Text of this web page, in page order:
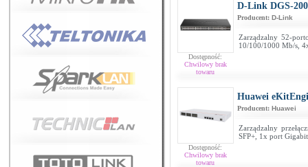
Dostępność:
Chwilowy brak
towaru
D-Link DGS-
Producent: D-Link
Zarządzalny 52-
10/100/1000 Mb/s,
Dostępność:
Chwilowy brak
towaru
Huawei
Producent: Huawei
Zarządzalny
SFP+, 1x port